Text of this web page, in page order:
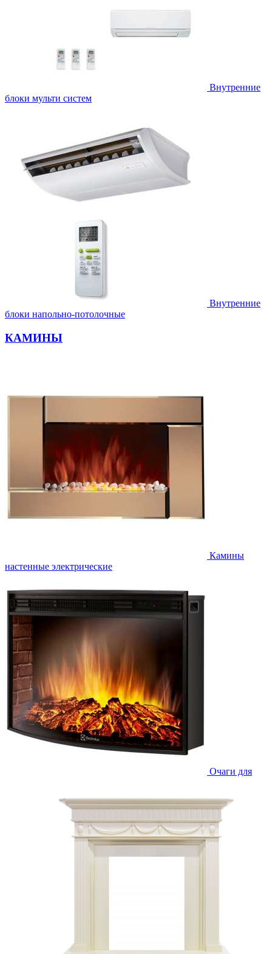
Внутренние
блоки мульти систем
Внутренние
блоки напольно-потолочные
КАМИНЫ
Камины
настенные электрические
Очаги для